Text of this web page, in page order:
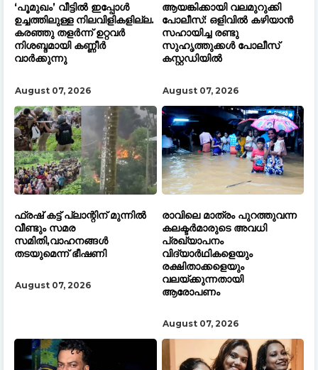
‘പൂമുഖം’ വീട്ടിൽ ഇപ്പോൾ
ഉച്ചത്തിലുള്ള നിലവിളികളില്ല.
കരഞ്ഞു തളർന്ന് ഉറ്റവർ
നിശബ്ദമായി കണ്ണീർ
വാർക്കുന്നു
August 07, 2026
ആയങ്കിക്കായി വലമുറുക്കി
പോലീസ്: ഒളിവിൽ കഴിയാൻ
സഹായിച്ച രണ്ടു
സുഹൃത്തുക്കൾ പോലീസ്
കസ്റ്റഡിയിൽ
August 07, 2026
ഫ്രഷ് കട്ട് പ്ലാന്റിന് മുന്നിൽ
വീണ്ടും സമര
സമിതി,വാഹനങ്ങൾ
തടയുമെന്ന് ഭീഷണി
August 07, 2026
രാവിലെ മാത്രം പുറത്തുവന്ന
കലക്ടർമാരുടെ അവധി
പ്രഖ്യാപനം
വിദ്യാർഥികളെയും
രക്ഷിതാക്കളെയും
വലയ്ക്കുന്നതായി
ആരോപണം
August 07, 2026